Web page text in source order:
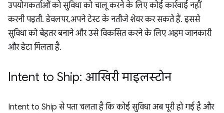
उपयोगकर्ताओं को सुविधा को चालू करने के लिए कोई कार्रवाई नहीं
करनी पड़ती. डेवलपर, अपने टेस्ट के नतीजे शेयर कर सकते हैं. इससे
सुविधा को बेहतर बनाने और उसे विकसित करने के लिए अहम जानकारी
और डेटा मिलता है.
Intent to Ship: आखिरी माइलस्टोन
Intent to Ship से पता चलता है कि कोई सुविधा अब पूरी हो गई है और